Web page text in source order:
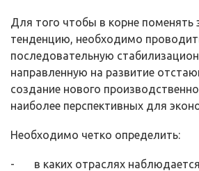
Для того чтобы в корне поменять
тенденцию, необхо­димо
последовательную
направленную на развитие
создание нового
наиболее перспективных для
Необходимо четко определить:
- в каких отраслях наблюдается